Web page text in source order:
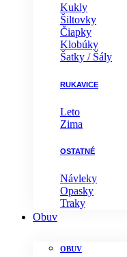
Kukly
Šiltovky
Čiapky
Klobúky
Šatky / Šály
RUKAVICE
Leto
Zima
OSTATNÉ
Návleky
Opasky
Traky
Obuv
OBUV